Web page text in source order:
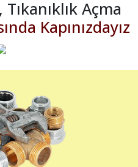
Açma
Kapınızdayız